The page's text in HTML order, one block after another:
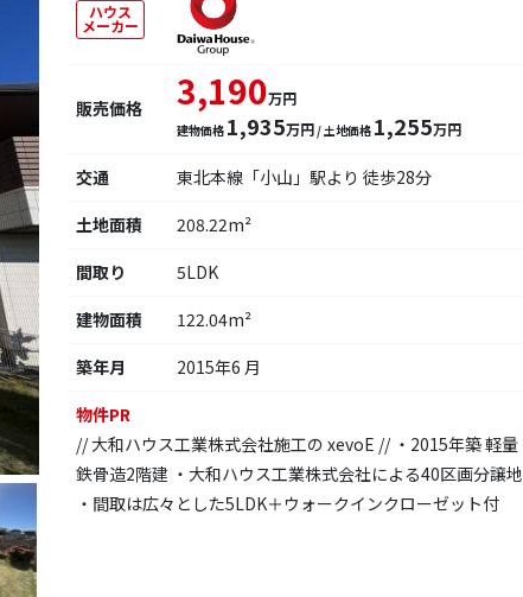
ハウス
メーカー
販売価格 3,190万円
建物価格 1,935万円 / 土地価格 1,255万円
交通
東北本線「小山」駅より 徒歩28分
土地面積
208.22m²
間取り
5LDK
建物面積
122.04m²
築年月
2015年6 月
物件PR
// 大和ハウス工業株式会社施工の xevoE // ・2015年築 軽量
鉄骨造2階建 ・大和ハウス工業株式会社による40区画分譲地
・間取は広々とした5LDK＋ウォークインクローゼット付